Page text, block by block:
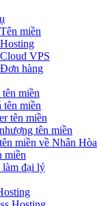
miền
VPS
hàng
miền
tên miền
tên miền
tên miền
miền về Nhân Hòa
miền
đại lý